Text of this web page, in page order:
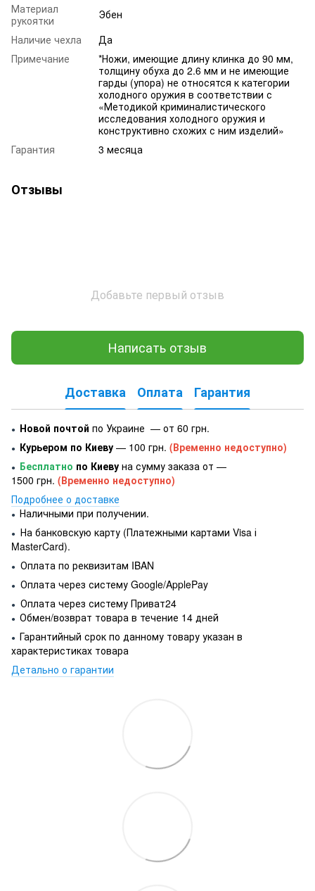
Материал
рукоятки
Эбен
Наличие чехла
Да
Примечание
*Ножи, имеющие длину клинка до 90 мм,
толщину обуха до 2.6 мм и не имеющие
гарды (упора) не относятся к категории
холодного оружия в соответствии с
«Методикой криминалистического
исследования холодного оружия и
конструктивно схожих с ним изделий»
Гарантия
3 месяца
Отзывы
Добавьте первый отзыв
Написать отзыв
Доставка Оплата Гарантия
● Новой почтой по Украине — от 60 грн.
● Курьером по Киеву — 100 грн. (Временно недоступно)
● Бесплатно по Киеву на сумму заказа от —
1500 грн. (Временно недоступно)
Подробнее о доставке
● Наличными при получении.
● На банковскую карту (Платежными картами Visa і
MasterCard).
● Оплата по реквизитам IBAN
● Оплата через систему Google/ApplePay
● Оплата через систему Приват24
● Обмен/возврат товара в течение 14 дней
● Гарантийный срок по данному товару указан в
характеристиках товара
Детально о гарантии